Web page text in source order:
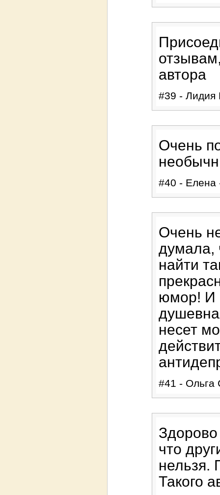
автора
#39 - Лидия
Очень
#40 - Елена
Очень
думала,
найти
юмор! И
несет
#41 - Ольга
что
нельзя.
Такого